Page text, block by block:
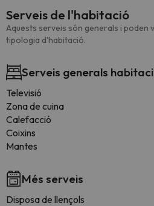
Serveis de l'habitació
Aquests serveis són generals i poden
tipologia d'habitació.
Serveis generals
Televisió
Zona de cuina
Calefacció
Coixins
Mantes
Més serveis
Disposa de llençols